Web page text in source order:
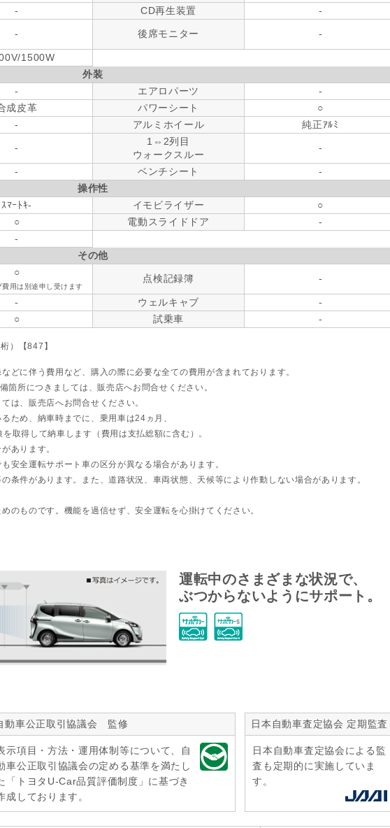
- CD再生装置
-
- 後席モニター -
1500W
外装
- エアロパーツ
-
成皮革 パワーシート
○
- アルミホイール 純正ｱﾙﾐ
-
1⇔2列目
ウォークスルー
-
- ベンチシート
-
操作性
ｽﾏｰﾄｷ- イモビライザー
○
○ 電動スライドドア
-
-
その他
○
用は別途申し受けます
点検記録簿 -
- ウェルキャブ
-
○ 試乗車 -
）【847】
どに伴う費用など、購入の際に必要な全ての費用が含まれております。
箇所につきましては、販売店へお問合せください。
は、販売店へお問合せください。
ため、納車時までに、乗用車は24ヵ月、
取得して納車します（費用は支払総額に含む）。
あります。
安全運転サポート車の区分が異なる場合があります。
条件があります。また、道路状況、車両状態、天候等により作動しない場合があります。
のものです。機能を過信せず、安全運転を心掛けてください。
運転中のさまざまな状況で、
ぶつからないようにサポート。
動車公正取引協議会 監修
示項目・方法・運用体制等について、自
車公正取引協議会の定める基準を満たし
「トヨタU-Car品質評価制度」に基づき
成しております。
日本自動車査定協会 定期監査
日本自動車査定協会による監
査も定期的に実施していま
す。